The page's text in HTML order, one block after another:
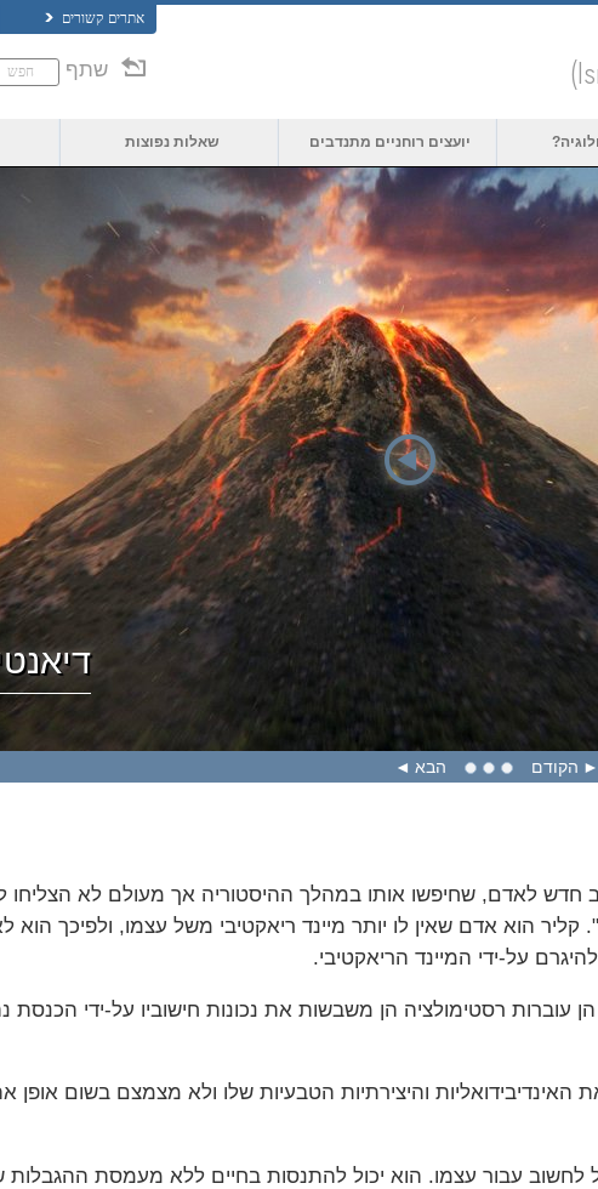
אתרים קשורים
שתף
יועצים רוחניים מתנדבים שאלות נפוצות
הקודם הבא
לאדם, שחיפשו אותו במהלך ההיסטוריה אך מעולם לא הצליחו
הוא אדם שאין לו יותר מיינד ריאקטיבי משל עצמו, ולפיכך הוא
על-ידי המיינד הריאקטיבי.
עוברות רסטימולציה הן משבשות את נכונות חישוביו על-ידי הכנסת
והיצירתיות הטבעיות שלו ולא מצמצם בשום אופן
לחשוב עבור עצמו. הוא יכול להתנסות בחיים ללא מעמסת ההגבלות